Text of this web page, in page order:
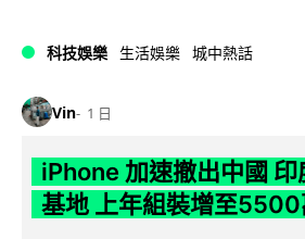
科技娛樂 生活娛樂 城中熱話
Vin 1 日
iPhone 加速撤出中國
基地 上年組裝增至5500